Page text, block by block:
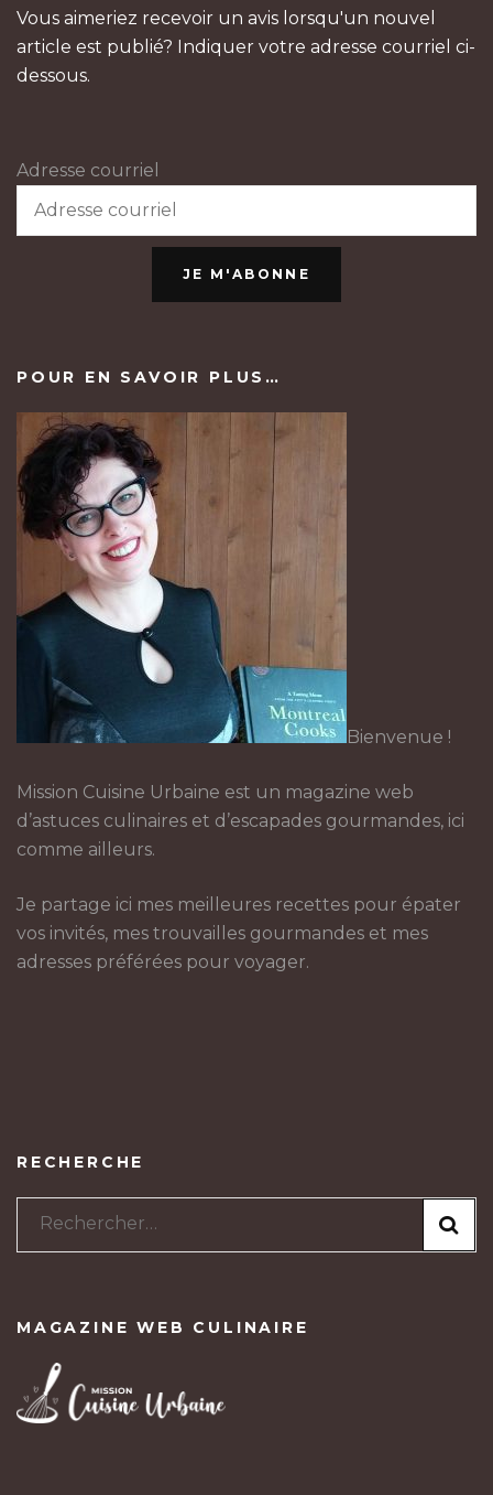
Vous aimeriez recevoir un avis lorsqu'un nouvel
article est publié? Indiquer votre adresse courriel ci-
dessous.
Adresse courriel
JE M'ABONNE
POUR EN SAVOIR PLUS…
Bienvenue !
Mission Cuisine Urbaine est un magazine web
d’astuces culinaires et d’escapades gourmandes, ici
comme ailleurs.
Je partage ici mes meilleures recettes pour épater
vos invités, mes trouvailles gourmandes et mes
adresses préférées pour voyager.
RECHERCHE
Rechercher :
MAGAZINE WEB CULINAIRE